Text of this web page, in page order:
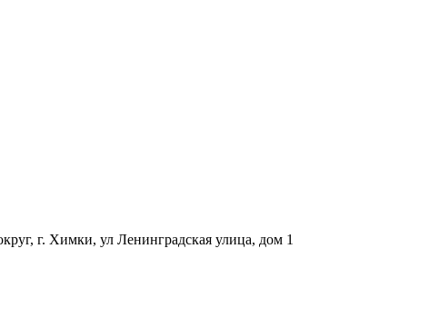
г. Химки, ул Ленинградская улица, дом 1